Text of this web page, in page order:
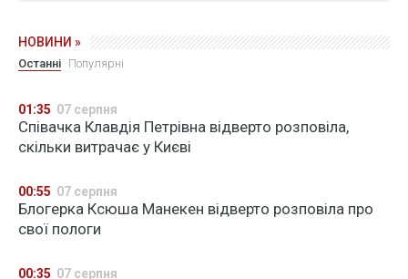
НОВИНИ »
Останні Популярні
01:35 07 серпня
Співачка Клавдія Петрівна відверто розповіла,
скільки витрачає у Києві
00:55 07 серпня
Блогерка Ксюша Манекен відверто розповіла про
свої пологи
00:35 07 серпня